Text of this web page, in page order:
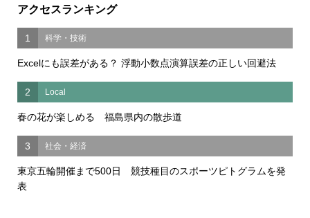
アクセスランキング
1 科学・技術
Excelにも誤差がある？ 浮動小数点演算誤差の正しい回避法
2 Local
春の花が楽しめる 福島県内の散歩道
3 社会・経済
東京五輪開催まで500日 競技種目のスポーツピトグラムを発
表